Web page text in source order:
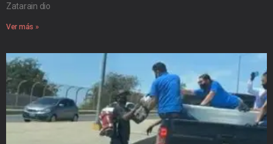
Zatarain dio
Ver más »